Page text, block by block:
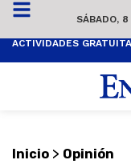
SÁBADO,
Inicio > Opinión